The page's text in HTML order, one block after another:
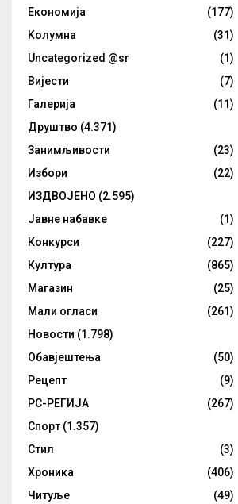
Eкономија
(177)
Kолумнa
(31)
Uncategorized @sr
(1)
Вијести
(7)
Галерија
(11)
Друштво (4.371)
Занимљивости
(23)
Избори
(22)
ИЗДВОЈЕНО (2.595)
Јавне набавке
(1)
Конкурси
(227)
Култура
(865)
Магазин
(25)
Мали огласи
(261)
Новости (1.798)
Обавјештења
(50)
Рецепт
(9)
РС-РЕГИЈА
(267)
Спорт (1.357)
Стил
(3)
Хроника
(406)
Читуље
(49)